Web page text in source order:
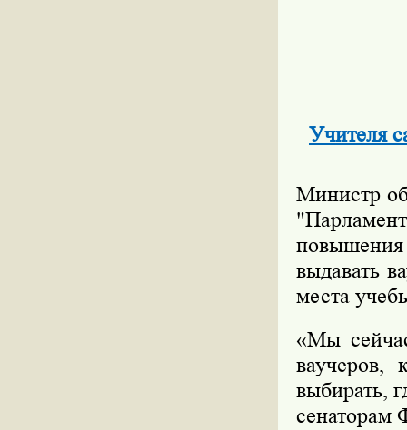
Учителя
Министр
выдавать
места
«Мы
ваучеров,
выбирать,
сенаторам